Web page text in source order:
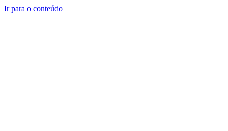
Ir para o conteúdo